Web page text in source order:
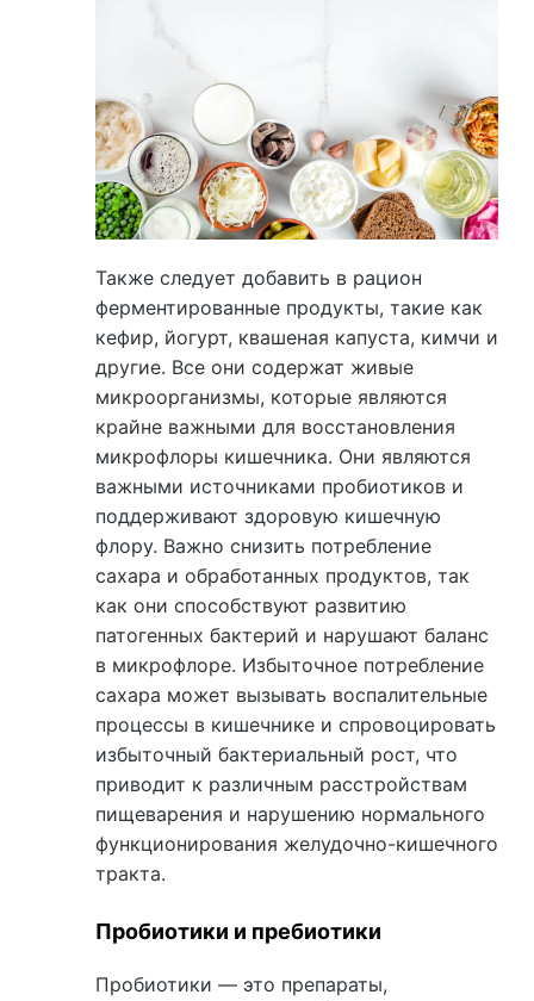
Также следует добавить в рацион
ферментированные продукты, такие как
кефир, йогурт, квашеная капуста, кимчи и
другие. Все они содержат живые
микроорганизмы, которые являются
крайне важными для восстановления
микрофлоры кишечника. Они являются
важными источниками пробиотиков и
поддерживают здоровую кишечную
флору. Важно снизить потребление
сахара и обработанных продуктов, так
как они способствуют развитию
патогенных бактерий и нарушают баланс
в микрофлоре. Избыточное потребление
сахара может вызывать воспалительные
процессы в кишечнике и спровоцировать
избыточный бактериальный рост, что
приводит к различным расстройствам
пищеварения и нарушению нормального
функционирования желудочно-кишечного
тракта.
Пробиотики и пребиотики
Пробиотики — это препараты,